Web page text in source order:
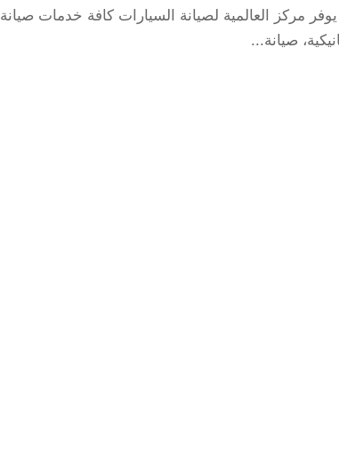
مركز العالمية لصيانة السيارات كافة خدمات صيانة
صيانة...